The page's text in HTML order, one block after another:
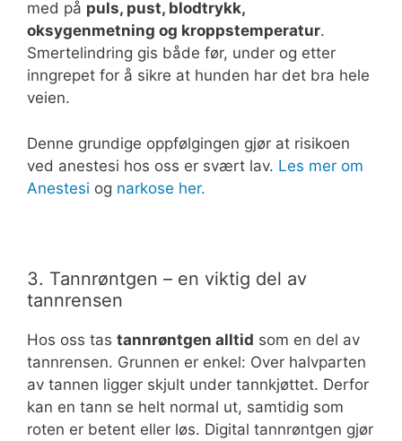
med på puls, pust, blodtrykk,
oksygenmetning og kroppstemperatur.
Smertelindring gis både før, under og etter
inngrepet for å sikre at hunden har det bra hele
veien.
Denne grundige oppfølgingen gjør at risikoen
ved anestesi hos oss er svært lav. Les mer om
Anestesi og narkose her.
3. Tannrøntgen – en viktig del av
tannrensen
Hos oss tas tannrøntgen alltid som en del av
tannrensen. Grunnen er enkel: Over halvparten
av tannen ligger skjult under tannkjøttet. Derfor
kan en tann se helt normal ut, samtidig som
roten er betent eller løs. Digital tannrøntgen gjør